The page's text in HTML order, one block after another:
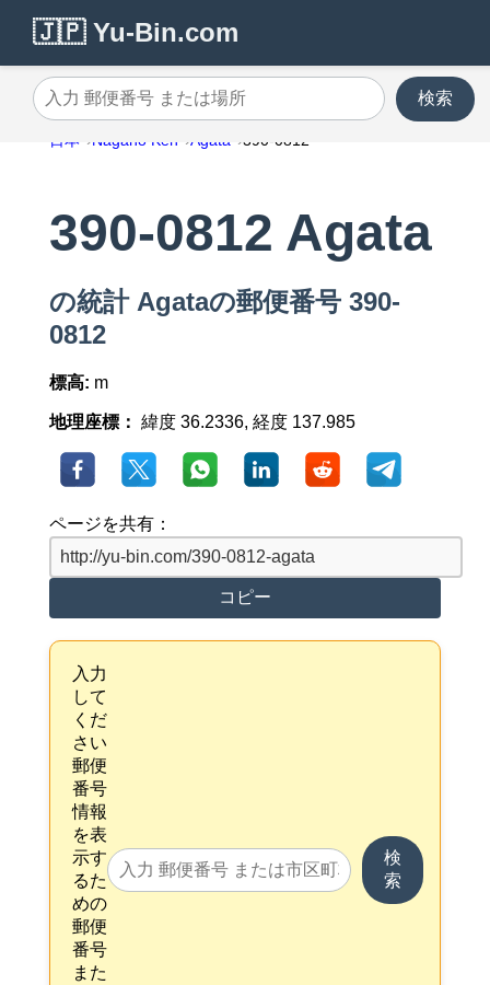
🇯🇵 Yu-Bin.com
入力 郵便番号 または場所
検索
日本 Nagano Ken Agata 390-0812
390-0812 Agata
の統計 Agataの郵便番号 390-
0812
標高: m
地理座標： 緯度 36.2336, 経度 137.985
ページを共有：
コピー
入力
して
くだ
さい
郵便
番号
情報
を表
示す
るた
めの
郵便
番号
また
検
索